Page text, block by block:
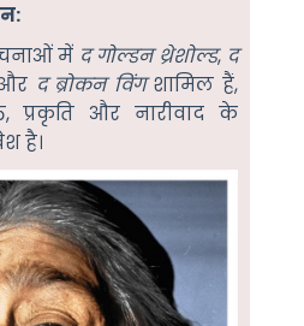
में द गोल्डन थ्रेशोल्ड, द
द ब्रोकन विंगशामिल हैं,
प्रकृति और नारीवाद के
है।